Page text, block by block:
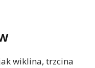
wiklina, trzcina